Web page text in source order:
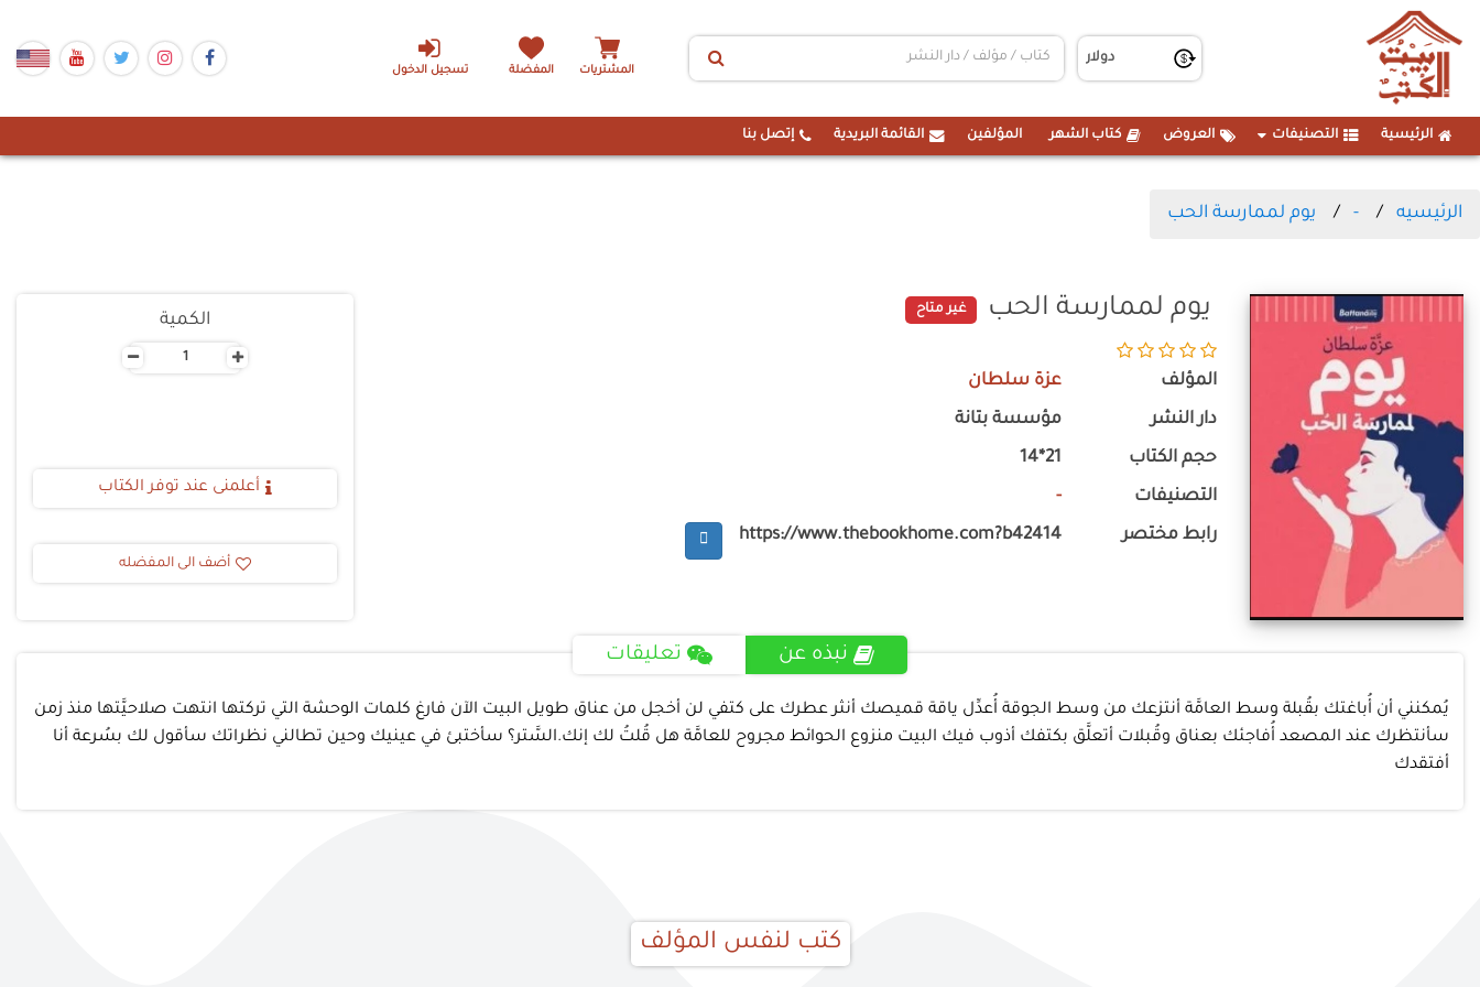
تسجيل الدخول المشتريات المفضلة
الرئيسية التصنيفات العروض كتاب الشهر المؤلفين القائمة البريدية إتصل بنا
الرئيسيه - يوم لممارسة الحب
يوم لممارسة الحب غير متاح
المؤلف عزة سلطان
دار النشر مؤسسة بتانة
حجم الكتاب 21*14
التصنيفات -
رابط مختصر https://www.thebookhome.com?b42414
الكمية
- +
أعلمنى عند توفر الكتاب
أضف الى المفضله
نبذه عن تعليقات
يُمكنني أن أُباغتك بقُبلة وسط العامَّة أنتزعك من وسط الجوقة أُعدِّل ياقة قميصك أنثر عطرك على كتفي لن أخجل من عناق طويل البيت الآن فارغ كلمات الوحشة التي تركتها انتهت صلاحيَّتها منذ زمن
سأنتظرك عند المصعد أُفاجئك بعناق وقُبلات أتعلَّق بكتفك أذوب فيك البيت منزوع الحوائط مجروح للعامَّة هل قُلتُ لك إنك.السَّتر؟ سأختبئ في عينيك وحين تطالني نظراتك سأقول لك بسُرعة أنا
أفتقدك
كتب لنفس المؤلف